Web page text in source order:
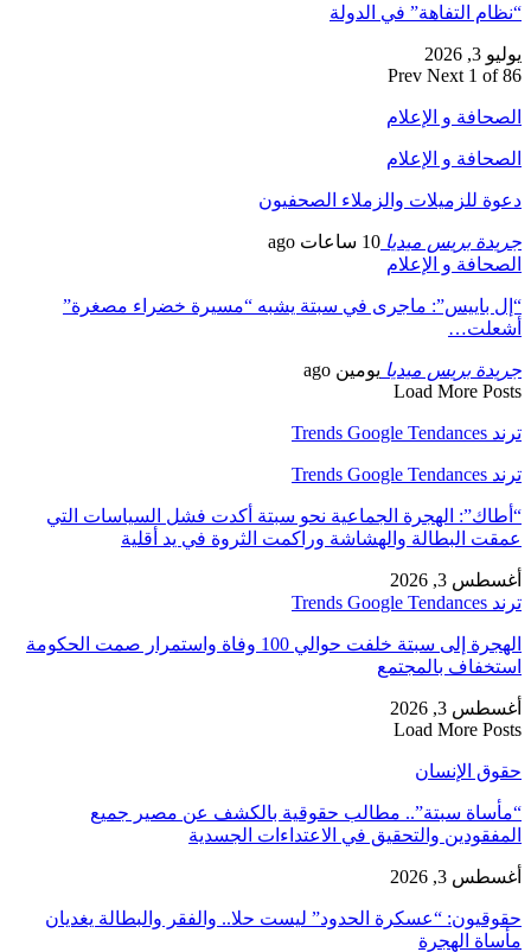
“نظام التفاهة” في الدولة
يوليو 3, 2026
Prev Next 1 of 86
الصحافة و الإعلام
الصحافة و الإعلام
دعوة للزميلات والزملاء الصحفيون
جريدة بريس ميديا 10 ساعات ago
الصحافة و الإعلام
“إل باييس”: ماجرى في سبتة يشبه “مسيرة خضراء مصغرة”
أشعلت…
جريدة بريس ميديا يومين ago
Load More Posts
ترند Trends Google Tendances
ترند Trends Google Tendances
“أطاك”: الهجرة الجماعية نحو سبتة أكدت فشل السياسات التي
عمقت البطالة والهشاشة وراكمت الثروة في يد أقلية
أغسطس 3, 2026
ترند Trends Google Tendances
الهجرة إلى سبتة خلفت حوالي 100 وفاة واستمرار صمت الحكومة
استخفاف بالمجتمع
أغسطس 3, 2026
Load More Posts
حقوق الإنسان
“مأساة سبتة”.. مطالب حقوقية بالكشف عن مصير جميع
المفقودين والتحقيق في الاعتداءات الجسدية
أغسطس 3, 2026
حقوقيون: “عسكرة الحدود” ليست حلا.. والفقر والبطالة يغديان
مأساة الهجرة